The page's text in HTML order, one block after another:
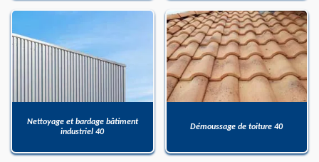
Nettoyage et bardage bâtiment
industriel 40
Démoussage de toiture 40